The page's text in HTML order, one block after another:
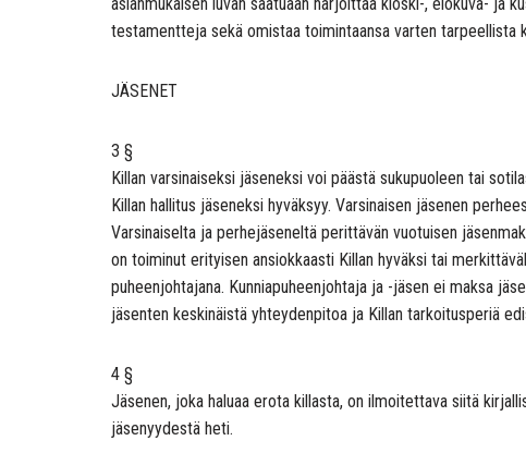
testamentteja sekä omistaa toimintaansa varten tarpeellista
JÄSENET
3 §
Killan varsinaiseksi jäseneksi voi päästä sukupuoleen tai
Killan hallitus jäseneksi hyväksyy. Varsinaisen jäsenen
Varsinaiselta ja perhejäseneltä perittävän vuotuisen
on toiminut erityisen ansiokkaasti Killan hyväksi tai
puheenjohtajana. Kunniapuheenjohtaja ja -jäsen ei maksa
jäsenten keskinäistä yhteydenpitoa ja Killan tarkoitusperiä
4 §
Jäsenen, joka haluaa erota killasta, on ilmoitettava siitä
jäsenyydestä heti.